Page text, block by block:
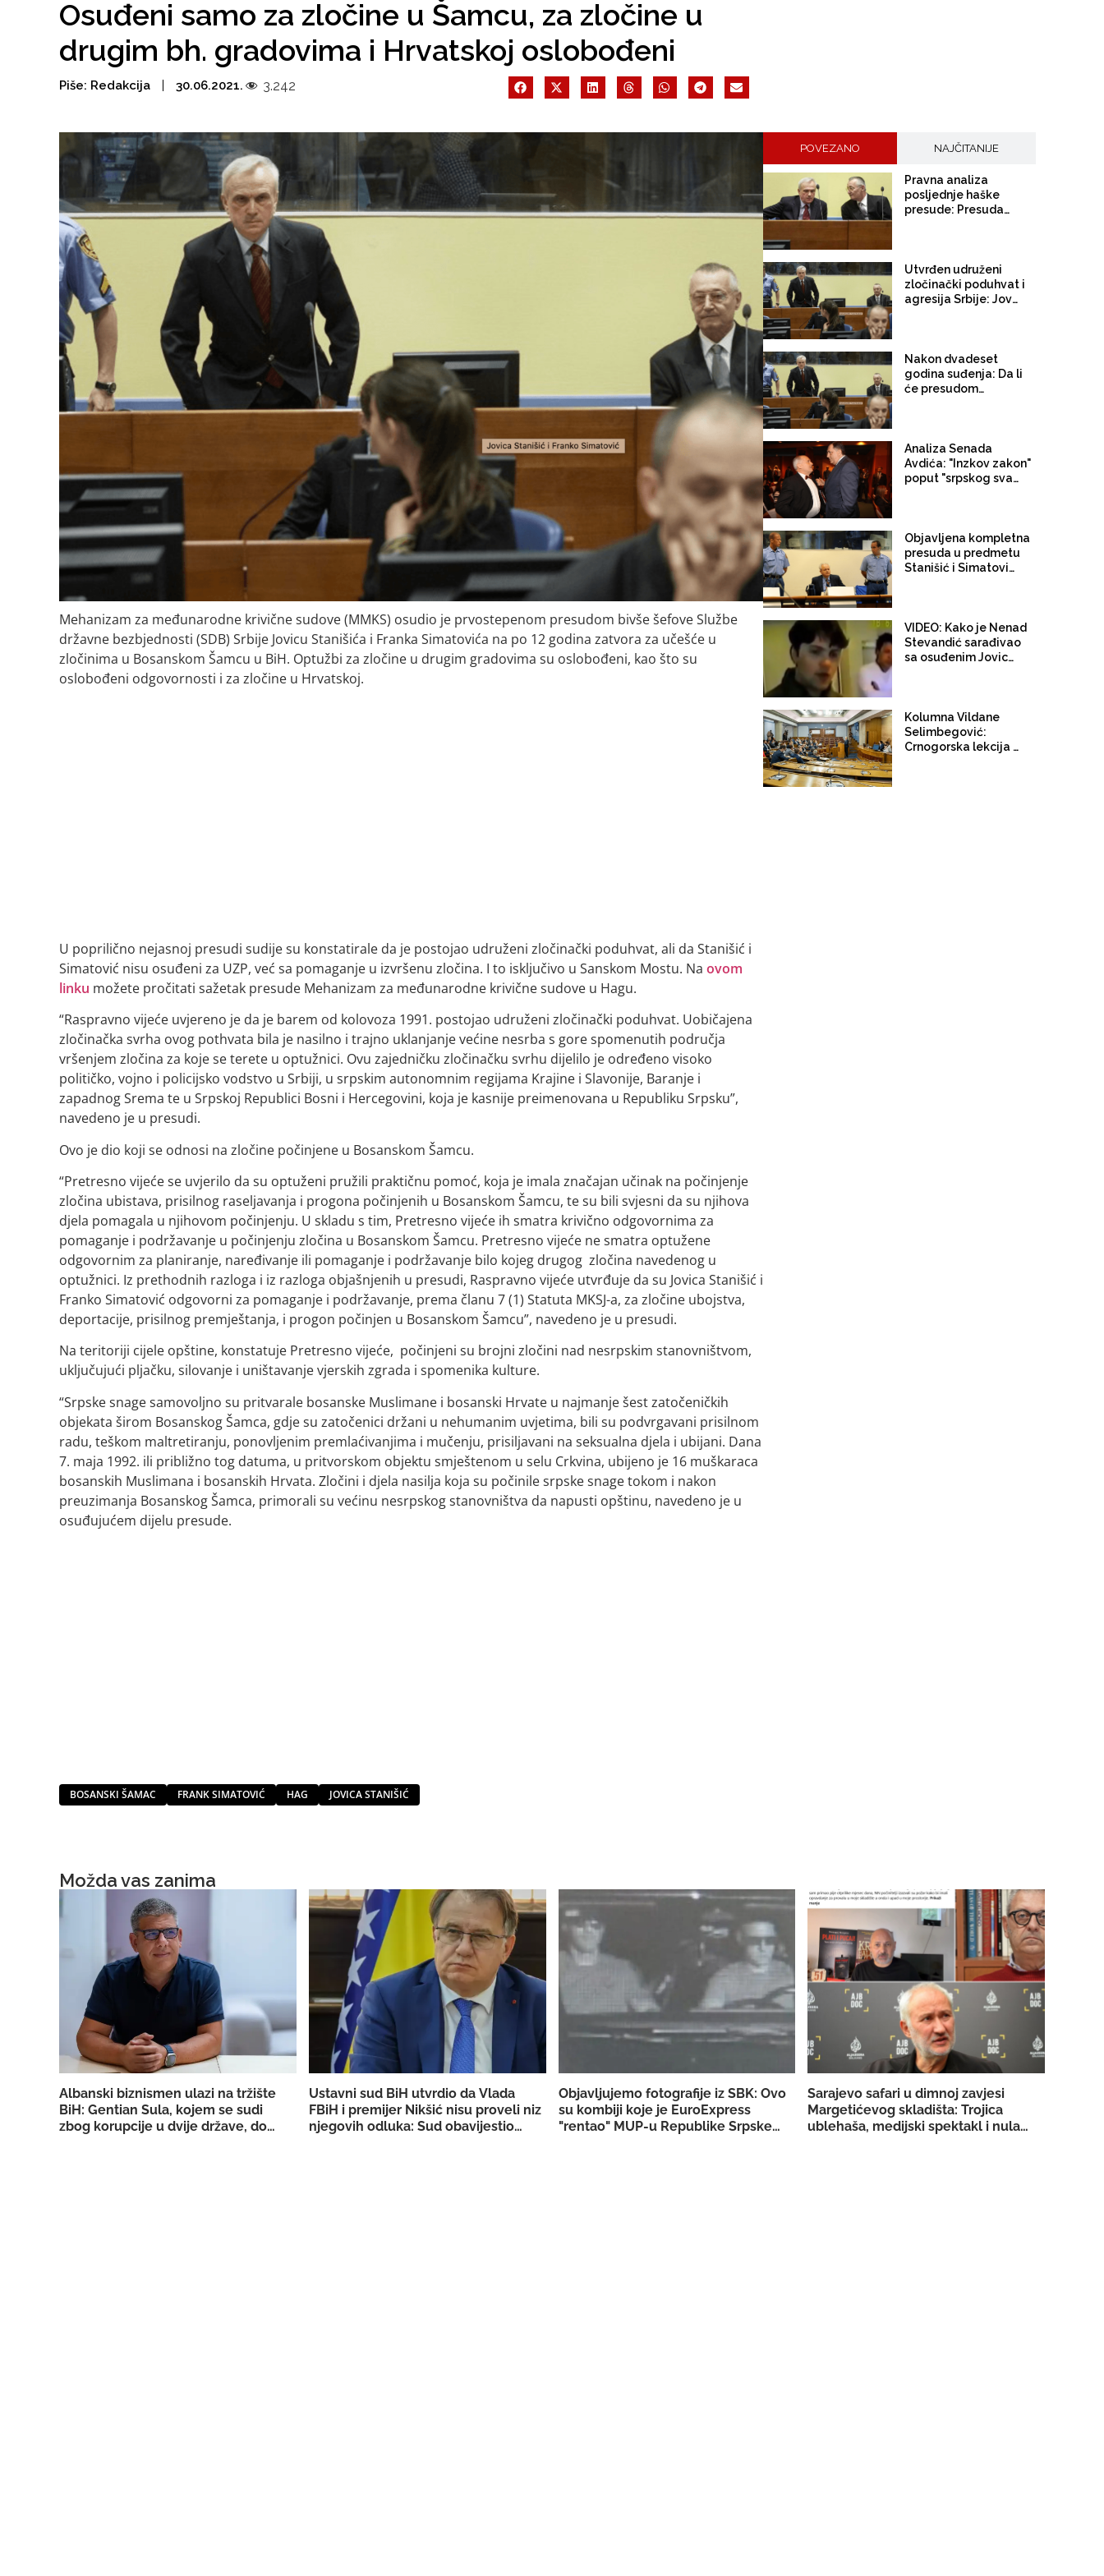
Osuđeni samo za zločine u Šamcu, za zločine u
drugim bh. gradovima i Hrvatskoj oslobođeni
Piše: Redakcija 30.06.2021. 3.242
Mehanizam za međunarodne krivične sudove (MMKS) osudio je prvostepenom presudom bivše šefove Službe
državne bezbjednosti (SDB) Srbije Jovicu Stanišića i Franka Simatovića na po 12 godina zatvora za učešće u
zločinima u Bosanskom Šamcu u BiH. Optužbi za zločine u drugim gradovima su oslobođeni, kao što su
oslobođeni odgovornosti i za zločine u Hrvatskoj.
U poprilično nejasnoj presudi sudije su konstatirale da je postojao udruženi zločinački poduhvat, ali da Stanišić i
Simatović nisu osuđeni za UZP, već sa pomaganje u izvršenu zločina. I to isključivo u Sanskom Mostu. Na ovom
linku možete pročitati sažetak presude Mehanizam za međunarodne krivične sudove u Hagu.
“Raspravno vijeće uvjereno je da je barem od kolovoza 1991. postojao udruženi zločinački poduhvat. Uobičajena
zločinačka svrha ovog pothvata bila je nasilno i trajno uklanjanje većine nesrba s gore spomenutih područja
vršenjem zločina za koje se terete u optužnici. Ovu zajedničku zločinačku svrhu dijelilo je određeno visoko
političko, vojno i policijsko vodstvo u Srbiji, u srpskim autonomnim regijama Krajine i Slavonije, Baranje i
zapadnog Srema te u Srpskoj Republici Bosni i Hercegovini, koja je kasnije preimenovana u Republiku Srpsku”,
navedeno je u presudi.
Ovo je dio koji se odnosi na zločine počinjene u Bosanskom Šamcu.
“Pretresno vijeće se uvjerilo da su optuženi pružili praktičnu pomoć, koja je imala značajan učinak na počinjenje
zločina ubistava, prisilnog raseljavanja i progona počinjenih u Bosanskom Šamcu, te su bili svjesni da su njihova
djela pomagala u njihovom počinjenju. U skladu s tim, Pretresno vijeće ih smatra krivično odgovornima za
pomaganje i podržavanje u počinjenju zločina u Bosanskom Šamcu. Pretresno vijeće ne smatra optužene
odgovornim za planiranje, naređivanje ili pomaganje i podržavanje bilo kojeg drugog zločina navedenog u
optužnici. Iz prethodnih razloga i iz razloga objašnjenih u presudi, Raspravno vijeće utvrđuje da su Jovica Stanišić i
Franko Simatović odgovorni za pomaganje i podržavanje, prema članu 7 (1) Statuta MKSJ-a, za zločine ubojstva,
deportacije, prisilnog premještanja, i progon počinjen u Bosanskom Šamcu”, navedeno je u presudi.
Na teritoriji cijele opštine, konstatuje Pretresno vijeće, počinjeni su brojni zločini nad nesrpskim stanovništvom,
uključujući pljačku, silovanje i uništavanje vjerskih zgrada i spomenika kulture.
“Srpske snage samovoljno su pritvarale bosanske Muslimane i bosanski Hrvate u najmanje šest zatočeničkih
objekata širom Bosanskog Šamca, gdje su zatočenici držani u nehumanim uvjetima, bili su podvrgavani prisilnom
radu, teškom maltretiranju, ponovljenim premlaćivanjima i mučenju, prisiljavani na seksualna djela i ubijani. Dana
7. maja 1992. ili približno tog datuma, u pritvorskom objektu smještenom u selu Crkvina, ubijeno je 16 muškaraca
bosanskih Muslimana i bosanskih Hrvata. Zločini i djela nasilja koja su počinile srpske snage tokom i nakon
preuzimanja Bosanskog Šamca, primorali su većinu nesrpskog stanovništva da napusti opštinu, navedeno je u
osuđujućem dijelu presude.
BOSANSKI ŠAMAC FRANK SIMATOVIĆ HAG JOVICA STANIŠIĆ
POVEZANO NAJČITANIJE
Pravna analiza
posljednje haške
presude: Presuda
genocid nije pomenut!
Utvrđen udruženi
zločinački poduhvat i
agresija Srbije: Jovici
zločina u BiH i
Hrvatskoj!
Nakon dvadeset
godina suđenja: Da li
će presudom
Analiza Senada
Avdića: "Inzkov zakon"
poput "srpskog svata",
govorio da su ”Srbi
spremni jesti i korenje"
Objavljena kompletna
presuda u predmetu
Stanišić i Simatović:
poduhvata u BiH i
Hrvatskoj
VIDEO: Kako je Nenad
Stevandić sarađivao
sa osuđenim Jovicom
Kolumna Vildane
Selimbegović:
Crnogorska lekcija o
Možda vas zanima
Albanski biznismen ulazi na tržište
BiH: Gentian Sula, kojem se sudi
zbog korupcije u dvije države, dobio
Ustavni sud BiH utvrdio da Vlada
FBiH i premijer Nikšić nisu proveli niz
njegovih odluka: Sud obavijestio
Objavljujemo fotografije iz SBK: Ovo
su kombiji koje je EuroExpress
"rentao" MUP-u Republike Srpske za
Sarajevo safari u dimnoj zavjesi
Margetićevog skladišta: Trojica
ublehaša, medijski spektakl i nula